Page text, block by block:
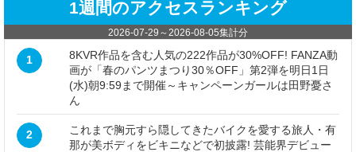
1週間のアクセスランキング
2026-07-29 ～2026-08-05集計分
1
8KVR作品を含む人気の222作品が30%OFF! FANZA動
画が「春のパンツまつり30％OFF」第2弾を明日1日
(水)朝9:59まで開催～キャンペーンガールは田野憂さ
ん
2
これまで胸元すら隠してきたバイクを愛する旅人・有
那が美ボディをビキニなどで初披露! 芸能界デビュー